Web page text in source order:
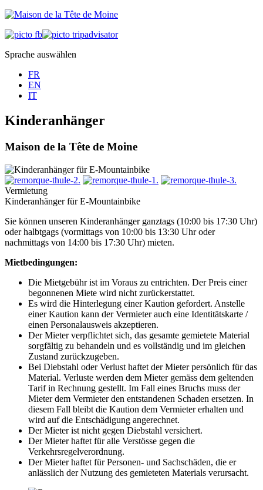
Sprache auswählen
FR
EN
IT
Kinderanhänger
Maison de la Tête de Moine
Vermietung
Kinderanhänger für E-Mountainbike
Sie können unseren Kinderanhänger ganztags (10:00 bis 17:30 Uhr)
oder halbtgags (vormittags von 10:00 bis 13:30 Uhr oder
nachmittags von 14:00 bis 17:30 Uhr) mieten.
Mietbedingungen:
Die Mietgebühr ist im Voraus zu entrichten. Der Preis einer
begonnenen Miete wird nicht zurückerstattet.
Es wird die Hinterlegung einer Kaution gefordert. Anstelle
einer Kaution kann der Vermieter auch eine Identitätskarte /
einen Personalausweis akzeptieren.
Der Mieter verpflichtet sich, das gesamte gemietete Material
sorgfältig zu behandeln und es vollständig und im gleichen
Zustand zurückzugeben.
Bei Diebstahl oder Verlust haftet der Mieter persönlich für das
Material. Verluste werden dem Mieter gemäss dem geltenden
Tarif in Rechnung gestellt. Im Fall eines Bruchs muss der
Mieter dem Vermieter den entstandenen Schaden ersetzen. In
diesem Fall bleibt die Kaution dem Vermieter erhalten und
wird auf die Entschädigung angerechnet.
Der Mieter ist nicht gegen Diebstahl versichert.
Der Mieter haftet für alle Verstösse gegen die
Verkehrsregelverordnung.
Der Mieter haftet für Personen- und Sachschäden, die er
anlässlich der Nutzung des gemieteten Materials verursacht.